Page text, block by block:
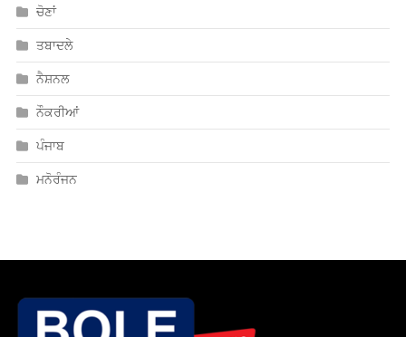
ਚੋਣਾਂ
ਤਬਾਦਲੇ
ਨੈਸ਼ਨਲ
ਨੌਕਰੀਆਂ
ਪੰਜਾਬ
ਮਨੋਰੰਜਨ